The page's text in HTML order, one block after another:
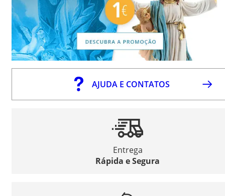
AJUDA E CONTATOS
Entrega
Rápida e Segura